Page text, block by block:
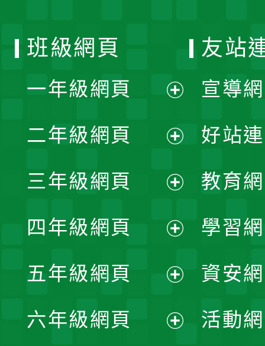
班級網頁
一年級網頁
開
選
單
二年級網頁
開
選
單
三年級網頁
開
選
單
四年級網頁
開
選
五年級網頁
開
六年級網頁
友站
宣導
好站
教育
學習
資安
活動